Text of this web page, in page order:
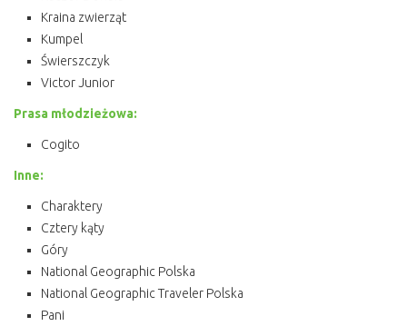
Kraina zwierząt
Kumpel
Świerszczyk
Victor Junior
Prasa młodzieżowa:
Cogito
Inne:
Charaktery
Cztery kąty
Góry
National Geographic Polska
National Geographic Traveler Polska
Pani